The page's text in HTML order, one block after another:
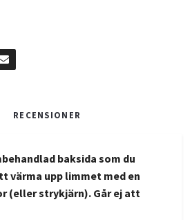
RECENSIONER
baksida som du
värma upp limmet med en
(eller strykjärn). Går ej att